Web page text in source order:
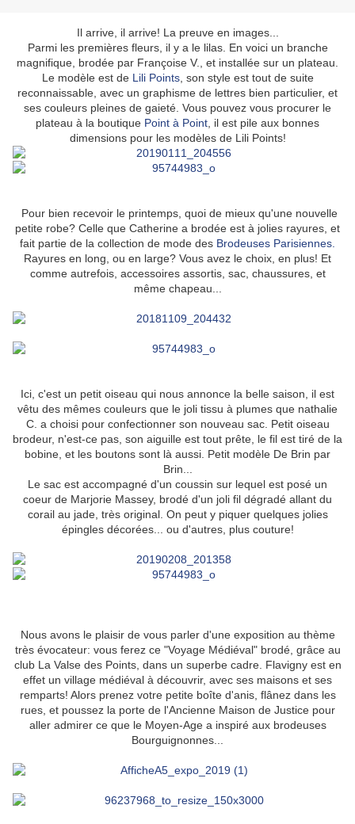
Il arrive, il arrive! La preuve en images...
Parmi les premières fleurs, il y a le lilas. En voici un branche
magnifique, brodée par Françoise V., et installée sur un plateau.
Le modèle est deLili Points, son style est tout de suite
reconnaissable, avec un graphisme de lettres bien particulier, et
ses couleurs pleines de gaieté. Vous pouvez vous procurer le
plateau à la boutique Point à Point , il est pile aux bonnes
dimensions pour les modèles de Lili Points!
Pour bien recevoir le printemps, quoi de mieux qu'une nouvelle
petite robe? Celle que Catherine a brodée est à jolies rayures, et
fait partie de la collection de mode des Brodeuses Parisiennes.
Rayures en long, ou en large? Vous avez le choix, en plus! Et
comme autrefois, accessoires assortis, sac, chaussures, et
même chapeau...
Ici, c'est un petit oiseau qui nous annonce la belle saison, il est
vêtu des mêmes couleurs que le joli tissu à plumes que nathalie
C. a choisi pour confectionner son nouveau sac. Petit oiseau
brodeur, n'est-ce pas, son aiguille est tout prête, le fil est tiré de la
bobine, et les boutons sont là aussi. Petit modèle De Brin par
Brin...
Le sac est accompagné d'un coussin sur lequel est posé un
coeur de Marjorie Massey, brodé d'un joli fil dégradé allant du
corail au jade, très original. On peut y piquer quelques jolies
épingles décorées... ou d'autres, plus couture!
Nous avons le plaisir de vous parler d'une exposition au thème
très évocateur: vous ferez ce "Voyage Médiéval" brodé, grâce au
club La Valse des Points, dans un superbe cadre. Flavigny est en
effet un village médiéval à découvrir, avec ses maisons et ses
remparts! Alors prenez votre petite boîte d'anis, flânez dans les
rues, et poussez la porte de l'Ancienne Maison de Justice pour
aller admirer ce que le Moyen-Age a inspiré aux brodeuses
Bourguignonnes...